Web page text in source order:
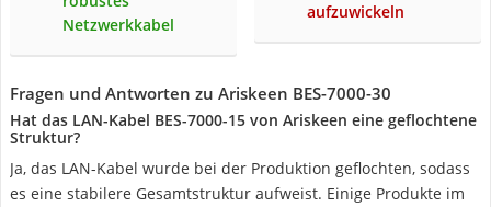
Netzwerkkabel
aufzuwickeln
Fragen und Antworten zu Ariskeen BES-7000-30
Hat das LAN-Kabel BES-7000-15 von Ariskeen eine geflochtene
Struktur?
Ja, das LAN-Kabel wurde bei der Produktion geflochten, sodass
es eine stabilere Gesamtstruktur aufweist. Einige Produkte im